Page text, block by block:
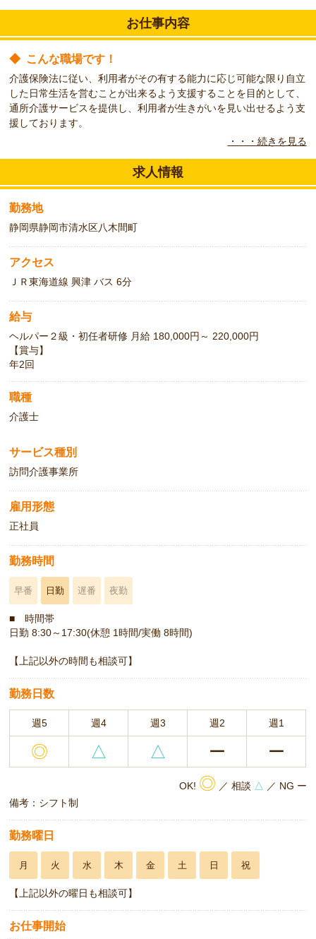
お仕事内容
◆ こんな職場です！
介護保険法に従い、利用者がその有する能力に応じ可能な限り自立
した日常生活を営むことが出来るよう支援することを目的として、
通所介護サービスを提供し、利用者が生きがいを見い出せるよう支
援しております。
正社員での訪問介護のお仕事です。
資格保有者で経験のある方は必見です！！
・・・続きを見る
求人情報
勤務地
静岡県静岡市清水区八木間町
アクセス
ＪＲ東海道線 興津 バス 6分
給与
ヘルパー２級・初任者研修 月給 180,000円～ 220,000円
【賞与】
年2回
職種
介護士
サービス種別
訪問介護事業所
雇用形態
正社員
勤務時間
早番 日勤 遅番 夜勤
■ 時間帯
日勤 8:30～17:30(休憩 1時間/実働 8時間)
【上記以外の時間も相談可】
勤務日数
週5 週4 週3 週2 週1
◎ △ △ ー ー
OK! ◎ ／ 相談 △ ／ NG ー
備考：シフト制
勤務曜日
月 火 水 木 金 土 日 祝
【上記以外の曜日も相談可】
お仕事開始